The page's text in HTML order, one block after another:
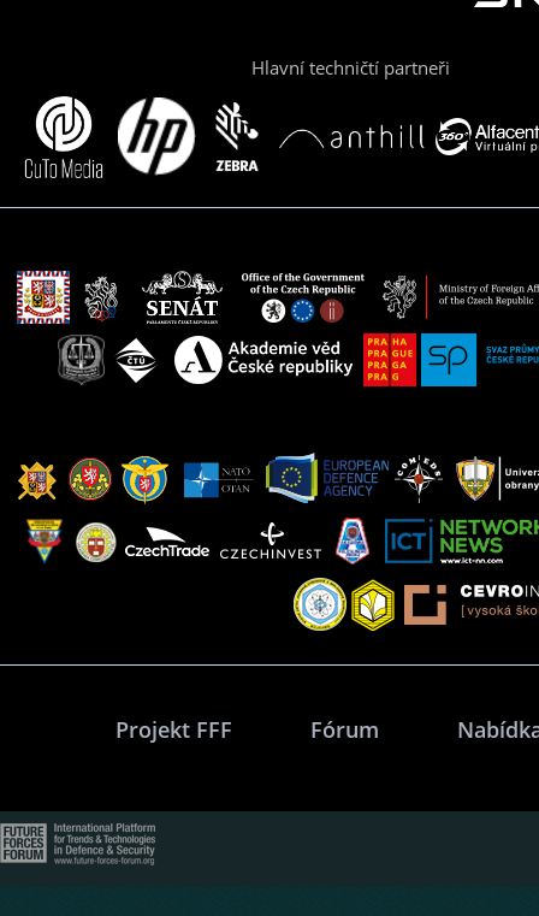
Hlavní techničtí partneři
Projekt FFF Fórum